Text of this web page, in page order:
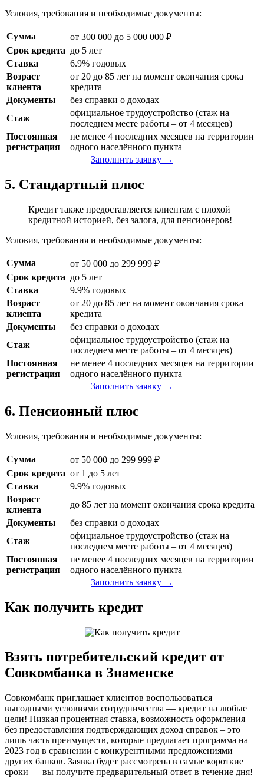
Условия, требования и необходимые документы:
Сумма
от 300 000 до 5 000 000 ₽
Срок кредита до 5 лет
Ставка
6.9% годовых
Возраст
клиента
от 20 до 85 лет на момент окончания срока
кредита
Документы
без справки о доходах
Стаж
официальное трудоустройство (стаж на
последнем месте работы – от 4 месяцев)
Постоянная
регистрация
не менее 4 последних месяцев на территории
одного населённого пункта
Заполнить заявку →
5. Стандартный плюс
Кредит также предоставляется клиентам с плохой
кредитной историей, без залога, для пенсионеров!
Условия, требования и необходимые документы:
Сумма
от 50 000 до 299 999 ₽
Срок кредита до 5 лет
Ставка
9.9% годовых
Возраст
клиента
от 20 до 85 лет на момент окончания срока
кредита
Документы
без справки о доходах
Стаж
официальное трудоустройство (стаж на
последнем месте работы – от 4 месяцев)
Постоянная
регистрация
не менее 4 последних месяцев на территории
одного населённого пункта
Заполнить заявку →
6. Пенсионный плюс
Условия, требования и необходимые документы:
Сумма
от 50 000 до 299 999 ₽
Срок кредита от 1 до 5 лет
Ставка
9.9% годовых
Возраст
клиента
до 85 лет на момент окончания срока кредита
Документы
без справки о доходах
Стаж
официальное трудоустройство (стаж на
последнем месте работы – от 4 месяцев)
Постоянная
регистрация
не менее 4 последних месяцев на территории
одного населённого пункта
Заполнить заявку →
Как получить кредит
Взять потребительский кредит от
Совкомбанка в Знаменске
Совкомбанк приглашает клиентов воспользоваться
выгодными условиями сотрудничества — кредит на любые
цели! Низкая процентная ставка, возможность оформления
без предоставления подтверждающих доход справок – это
лишь часть преимуществ, которые предлагает программа на
2023 год в сравнении с конкурентными предложениями
других банков. Заявка будет рассмотрена в самые короткие
сроки — вы получите предварительный ответ в течение дня!